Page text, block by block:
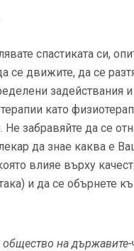
спастиката си,
се движите, да се
задействания
като
Не забравяйте да се
да знае каква е
влияе върху
и да се обърнете
на държавите-